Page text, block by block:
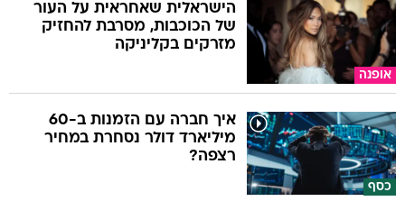
אופנה
הישראלית שאחראית על העור
של הכוכבות, מסרבת להחזיק
מזרקים בקליניקה
כסף
איך חברה עם הזמנות ב-60
מיליארד דולר נסחרת במחיר
רצפה?